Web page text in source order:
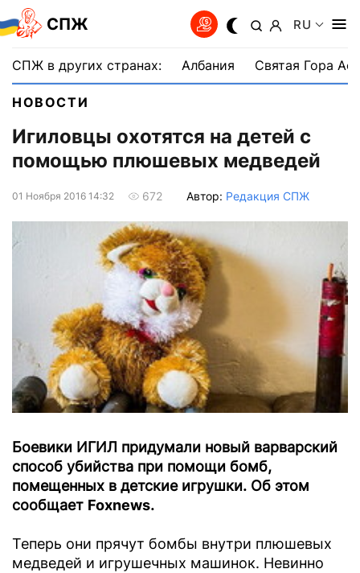
СПЖ RU
СПЖ в других странах: Албания Святая Гора
НОВОСТИ
Игиловцы охотятся на детей с
помощью плюшевых медведей
01 Ноября 2016 14:32 672 Автор: Редакция СПЖ
Боевики ИГИЛ придумали новый варварский
способ убийства при помощи бомб,
помещенных в детские игрушки. Об этом
сообщает Foxnews.
Теперь они прячут бомбы внутри плюшевых
медведей и игрушечных машинок. Невинно